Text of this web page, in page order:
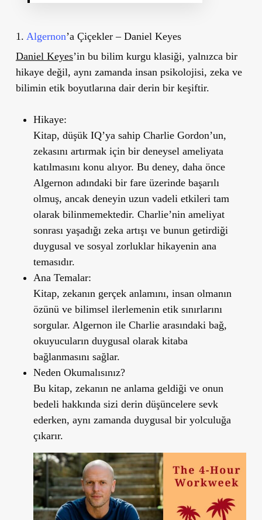
1. Algernon’a Çiçekler – Daniel Keyes
Daniel Keyes’in bu bilim kurgu klasiği, yalnızca bir
hikaye değil, aynı zamanda insan psikolojisi, zeka ve
bilimin etik boyutlarına dair derin bir keşiftir.
Hikaye:
Kitap, düşük IQ’ya sahip Charlie Gordon’un,
zekasını artırmak için bir deneysel ameliyata
katılmasını konu alıyor. Bu deney, daha önce
Algernon adındaki bir fare üzerinde başarılı
olmuş, ancak deneyin uzun vadeli etkileri tam
olarak bilinmemektedir. Charlie’nin ameliyat
sonrası yaşadığı zeka artışı ve bunun getirdiği
duygusal ve sosyal zorluklar hikayenin ana
temasıdır.
Ana Temalar:
Kitap, zekanın gerçek anlamını, insan olmanın
özünü ve bilimsel ilerlemenin etik sınırlarını
sorgular. Algernon ile Charlie arasındaki bağ,
okuyucuların duygusal olarak kitaba
bağlanmasını sağlar.
Neden Okumalısınız?
Bu kitap, zekanın ne anlama geldiği ve onun
bedeli hakkında sizi derin düşüncelere sevk
ederken, aynı zamanda duygusal bir yolculuğa
çıkarır.